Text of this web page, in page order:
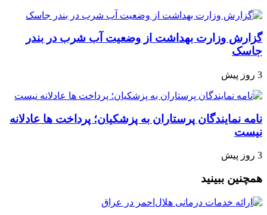
گزارش وزارت بهداشت از وضعیت آب شرب در بندر
جاسک
3 روز پیش
نامه نمایندگان پرستاران به پزشکیان؛ پرداخت ها عادلانه
نیست
3 روز پیش
همچنین ببینید